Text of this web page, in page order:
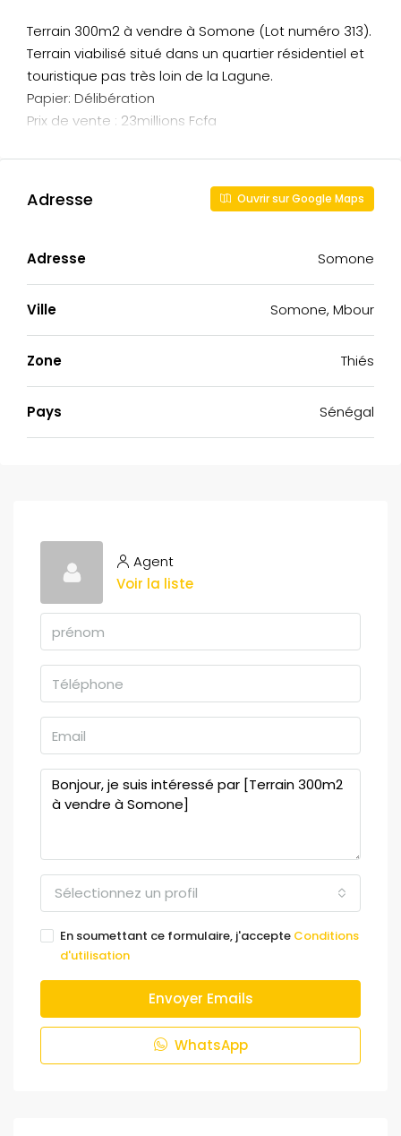
Terrain 300m2 à vendre à Somone (Lot numéro 313).
Terrain viabilisé situé dans un quartier résidentiel et
touristique pas très loin de la Lagune.
Papier: Délibération
Prix de vente : 23millions Fcfa
Adresse Ouvrir sur Google Maps
Adresse Somone
Ville Somone, Mbour
Zone Thiés
Pays Sénégal
Agent
Voir la liste
Sélectionnez un profil
En soumettant ce formulaire, j'accepte Conditions
d'utilisation
Envoyer Emails
WhatsApp